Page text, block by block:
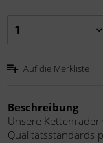
Auf die Merkliste
Beschreibung
Unsere
Qualitätsstandards